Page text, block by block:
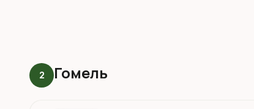
2 Гомель